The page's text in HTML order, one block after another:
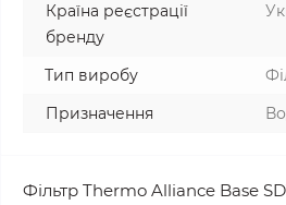
Країна реєстрації
бренду
Тип виробу
Призначення
Фільтр Thermo Alliance Base